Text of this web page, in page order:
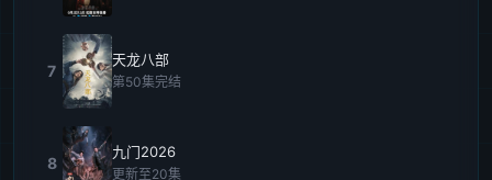
7
天龙八部
第50集完结
8
九门2026
更新至20集